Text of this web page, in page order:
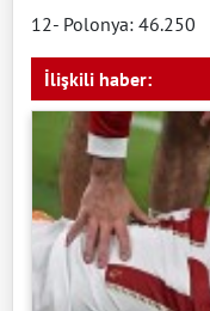
12- Polonya: 46.250
İlişkili haber: